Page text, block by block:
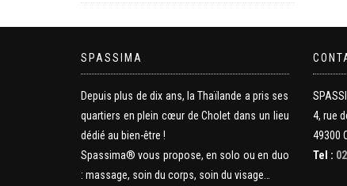
SPASSIMA
Depuis plus de dix ans, la Thaïlande a pris ses
quartiers en plein cœur de Cholet dans un lieu
dédié au bien-être !
Spassima® vous propose, en solo ou en duo
: massage, soin du corps, soin du visage…
4, rue
49300
Tel :